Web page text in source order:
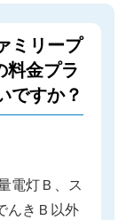
ミリープ
料金プラ
ですか？
電灯Ｂ、ス
んきＢ以外